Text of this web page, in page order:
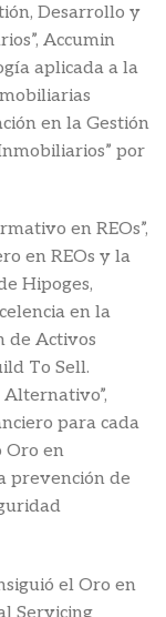
Desarrollo y
Accumin
aplicada a la
en la Gestión
por
en REOs”,
en REOs y la
Hipoges,
en la
de Activos
To Sell.
para cada
Oro en
prevención de
el Oro en